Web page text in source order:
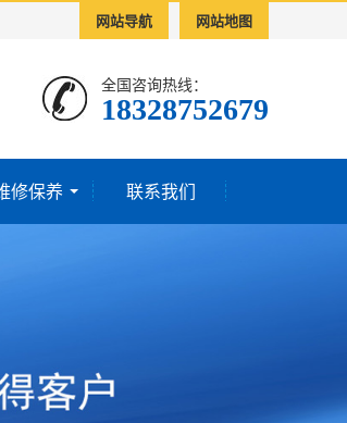
网站导航 网站地图
全国咨询热线：
18328752679‬
修保养 联系我们